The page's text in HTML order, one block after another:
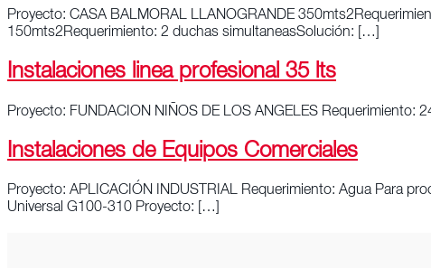
Proyecto: CASA BALMORAL LLANOGRANDE
150mts2Requerimiento: 2 duchas simultaneasSolución: […]
Instalaciones linea profesional 35 lts
Proyecto: FUNDACION NIÑOS DE LOS ANGELES Requerimiento:
Instalaciones de Equipos Comerciales
Proyecto: APLICACIÓN INDUSTRIAL Requerimiento: Agua Para
Universal G100-310 Proyecto: […]